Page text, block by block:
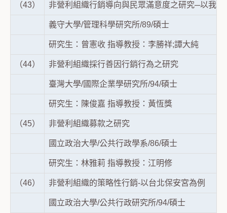
（43） 非營利組織行銷導向與民眾滿意度之研究─以我國
義守大學/管理科學研究所/89/碩士
研究生：曾憲收 指導教授：李勝祥;譚大純
（44） 非營利組織採行善因行銷行為之研究
臺灣大學/國際企業學研究所/94/碩士
研究生：陳俊嘉 指導教授：黃恆獎
（45） 非營利組織募款之研究
國立政治大學/公共行政學系/86/碩士
研究生：林雅莉 指導教授：江明修
（46） 非營利組織的策略性行銷-以台北保安宮為例
國立政治大學/公共行政研究所/94/碩士